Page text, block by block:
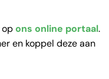
opons online portaal.
en koppel deze aan